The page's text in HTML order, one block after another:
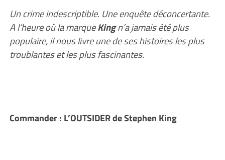
Un crime indescriptible. Une enquête déconcertante.
A l’heure où la marqueKingn’a jamais été plus
populaire, il nous livre une de ses histoires les plus
troublantes et les plus fascinantes.
Commander : L’OUTSIDER de Stephen King